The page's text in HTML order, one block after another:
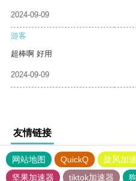
2024-09-09
游客
超棒啊 好用
2024-09-09
友情链接
网站地图 QuickQ 旋风加
坚果加速器
tiktok加速器